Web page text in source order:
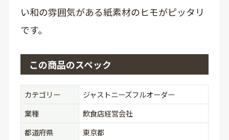
い和の雰囲気がある紙素材のヒモがピッタリ
です。
この商品のスペック
カテゴリー
ジャストニーズフルオーダー
業種
飲食店経営会社
都道府県
東京都